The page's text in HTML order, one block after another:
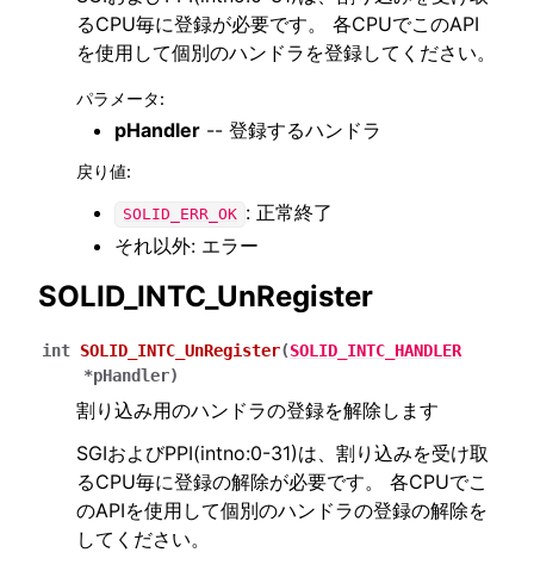
るCPU毎に登録が必要です。 各CPUでこのAPI
を使用して個別のハンドラを登録してください。
パラメータ:
pHandler -- 登録するハンドラ
戻り値:
SOLID_ERR_OK : 正常終了
それ以外: エラー
SOLID_INTC_UnRegister
int SOLID_INTC_UnRegister(SOLID_INTC_HANDLER
*pHandler)
割り込み用のハンドラの登録を解除します
SGIおよびPPI(intno:0-31)は、割り込みを受け取
るCPU毎に登録の解除が必要です。 各CPUでこ
のAPIを使用して個別のハンドラの登録の解除を
してください。